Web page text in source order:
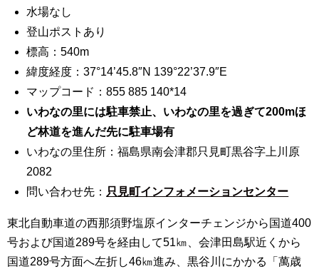
水場なし
登山ポストあり
標高：540m
緯度経度：37°14’45.8″N 139°22’37.9″E
マップコード：855 885 140*14
いわなの里には駐車禁止、いわなの里を過ぎて200mほ
ど林道を進んだ先に駐車場有
いわなの里住所：福島県南会津郡只見町黒谷字上川原
2082
問い合わせ先： 只見町インフォメーションセンター
東北自動車道の西那須野塩原インターチェンジから国道400
号および国道289号を経由して51㎞、会津田島駅近くから
国道289号方面へ左折し46㎞進み、黒谷川にかかる「萬歳